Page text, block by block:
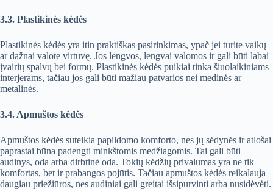
3.3. Plastikinės kėdės
Plastikinės kėdės yra itin praktiškas pasirinkimas, ypač jei turite vaikų
ar dažnai valote virtuvę. Jos lengvos, lengvai valomos ir gali būti labai
įvairių spalvų bei formų. Plastikinės kėdės puikiai tinka šiuolaikiniams
interjerams, tačiau jos gali būti mažiau patvarios nei medinės ar
metalinės.
3.4. Apmuštos kėdės
Apmuštos kėdės suteikia papildomo komforto, nes jų sėdynės ir atlošai
paprastai būna padengti minkštomis medžiagomis. Tai gali būti
audinys, oda arba dirbtinė oda. Tokių kėdžių privalumas yra ne tik
komfortas, bet ir prabangos pojūtis. Tačiau apmuštos kėdės reikalauja
daugiau priežiūros, nes audiniai gali greitai išsipurvinti arba nusidėvėti.